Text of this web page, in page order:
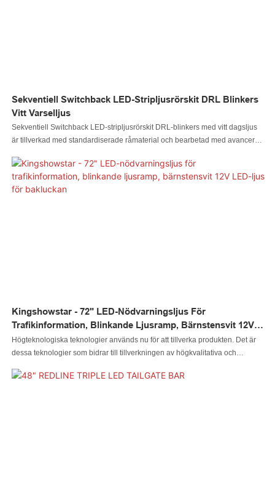
Sekventiell Switchback LED-Stripljusrörskit DRL Blinkers
Vitt Varselljus
Sekventiell Switchback LED-stripljusrörskit DRL-blinkers med vitt dagsljus
är tillverkad med standardiserade råmaterial och bearbetad med avancerad
fantastiska prestandan hos dessa kvalificerade råvaror. Det finns många
fördelar med våra LED-billampor, LED-bergbelysning, LED-piskljus, LED-
hjulbelysning, LED-strålkastare, LED-motorcykelbelysning, LED-
Kingshowstar - 72" LED-Nödvarningsljus För
Trafikinformation, Blinkande Ljusramp, Bärnstensvit 12V
LED-Ljus För Bakluckan
Högteknologiska teknologier används nu för att tillverka produkten. Det är
dessa teknologier som bidrar till tillverkningen av högkvalitativa och
bärnstensvit 12V. Inom tillämpningsområdet/områdena